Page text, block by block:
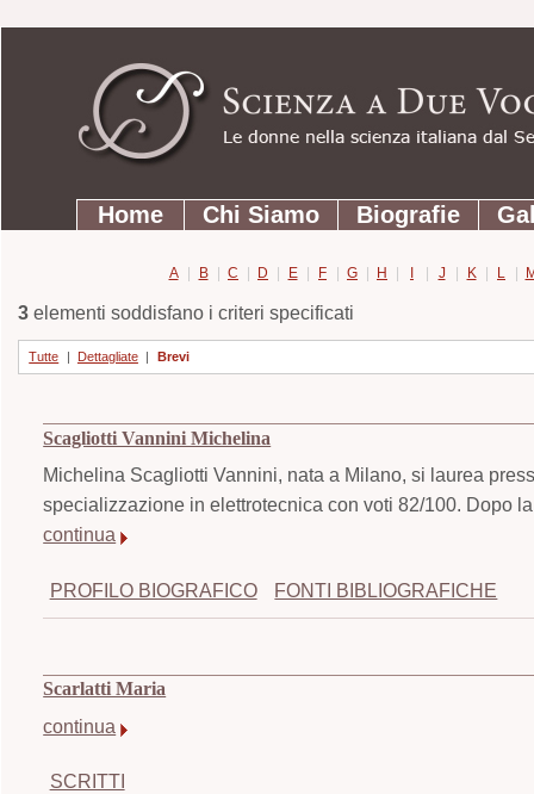
contenuti.
Strumenti
personali
SezioniHome Chi Siamo Biografie
A | B | C | D | E | F | G | H | I | J | K | L |
3elementi soddisfano i criteri specificati
Tutte | Dettagliate | Brevi
Scagliotti Vannini Michelina
Michelina Scagliotti Vannini, nata a Milano, si laurea
specializzazione in elettrotecnica con voti 82/100. Dopo
continua
PROFILO BIOGRAFICO FONTI BIBLIOGRAFICHE
Scarlatti Maria
continua
SCRITTI